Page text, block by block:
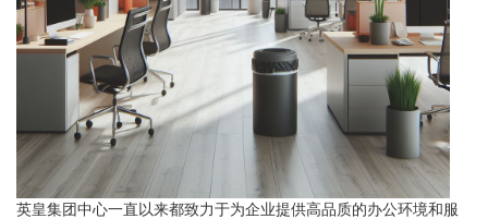
英皇集团中心一直以来都致力于为企业提供高品质的办公环境和服